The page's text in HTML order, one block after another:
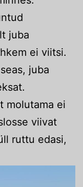
juba
ei viitsi.
juba
molutama ei
viivat
ruttu edasi,